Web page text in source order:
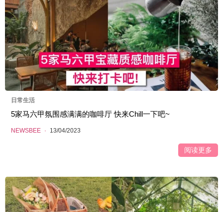
日常生活
5家马六甲氛围感满满的咖啡厅 快来Chill一下吧~
NEWSBEE · 13/04/2023
阅读更多